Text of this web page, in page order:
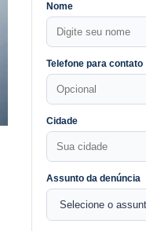
Nome
Telefone para contato
Cidade
Assunto da denúncia